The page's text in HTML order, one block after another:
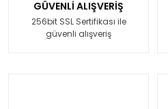
GÜVENLİ ALIŞVERİŞ
256bit SSL Sertifikası ile
güvenli alışveriş